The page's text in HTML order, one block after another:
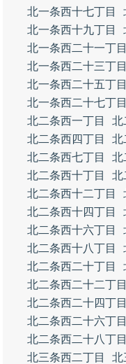
北一条西十七丁目
北一条西十九丁目
北一条西二十一丁目
北一条西二十三丁目
北一条西二十五丁目
北一条西二十七丁目
北二条西一丁目
北
北二条西四丁目
北
北二条西七丁目
北
北二条西十丁目
北
北二条西十二丁目
北二条西十四丁目
北二条西十六丁目
北二条西十八丁目
北二条西二十丁目
北二条西二十二丁目
北二条西二十四丁目
北二条西二十六丁目
北二条西二十八丁目
北三条西二丁目
北